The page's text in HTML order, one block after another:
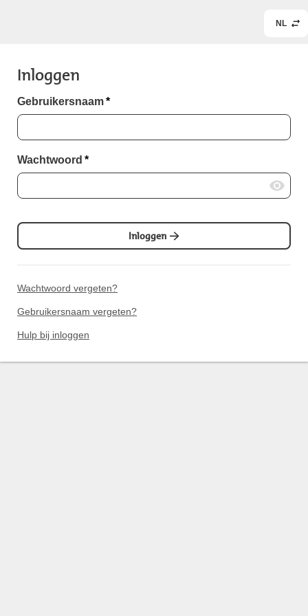
NL
Inloggen
Gebruikersnaam*
Wachtwoord *
Inloggen
Wachtwoord vergeten?
Gebruikersnaam vergeten?
Hulp bij inloggen